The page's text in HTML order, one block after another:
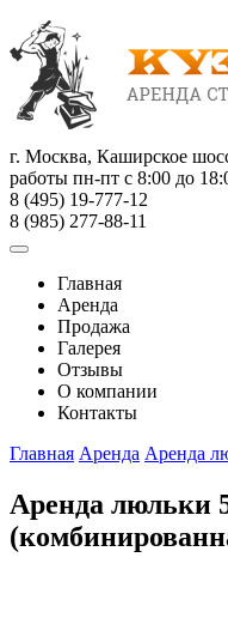
г. Москва, Каширское
работы пн-пт с 8:00 до
8 (495) 19-777-12
8 (985) 277-88-11
Главная
Аренда
Продажа
Галерея
Отзывы
О компании
Контакты
Главная Аренда Аренда
Аренда люльки